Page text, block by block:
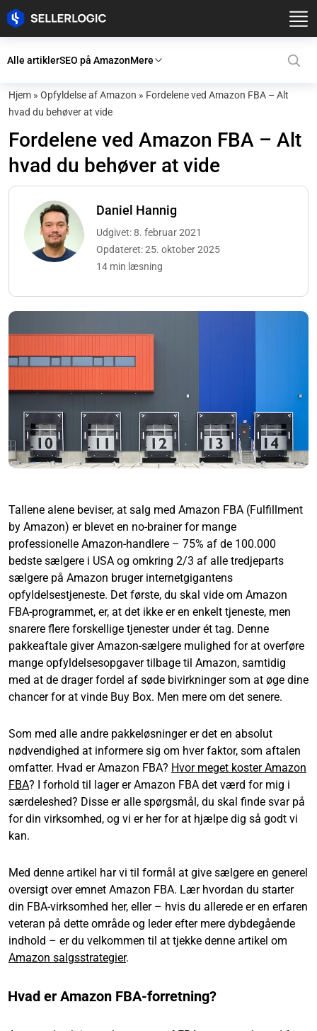
Alle artiklerSEO på AmazonMere
Hjem » Opfyldelse af Amazon » Fordelene ved Amazon FBA – Alt
hvad du behøver at vide
Fordelene ved Amazon FBA – Alt
hvad du behøver at vide
Daniel Hannig
Udgivet: 8. februar 2021
Opdateret: 25. oktober 2025
14 min læsning
Tallene alene beviser, at salg med Amazon FBA (Fulfillment
by Amazon) er blevet en no-brainer for mange
professionelle Amazon-handlere – 75% af de 100.000
bedste sælgere i USA og omkring 2/3 af alle tredjeparts
sælgere på Amazon bruger internetgigantens
opfyldelsestjeneste. Det første, du skal vide om Amazon
FBA-programmet, er, at det ikke er en enkelt tjeneste, men
snarere flere forskellige tjenester under ét tag. Denne
pakkeaftale giver Amazon-sælgere mulighed for at overføre
mange opfyldelsesopgaver tilbage til Amazon, samtidig
med at de drager fordel af søde bivirkninger som at øge dine
chancer for at vinde Buy Box. Men mere om det senere.
Som med alle andre pakkeløsninger er det en absolut
nødvendighed at informere sig om hver faktor, som aftalen
omfatter. Hvad er Amazon FBA? Hvor meget koster Amazon
FBA? I forhold til lager er Amazon FBA det værd for mig i
særdeleshed? Disse er alle spørgsmål, du skal finde svar på
for din virksomhed, og vi er her for at hjælpe dig så godt vi
kan.
Med denne artikel har vi til formål at give sælgere en generel
oversigt over emnet Amazon FBA. Lær hvordan du starter
din FBA-virksomhed her, eller – hvis du allerede er en erfaren
veteran på dette område og leder efter mere dybdegående
indhold – er du velkommen til at tjekke denne artikel om
Amazon salgsstrategier.
Hvad er Amazon FBA-forretning?